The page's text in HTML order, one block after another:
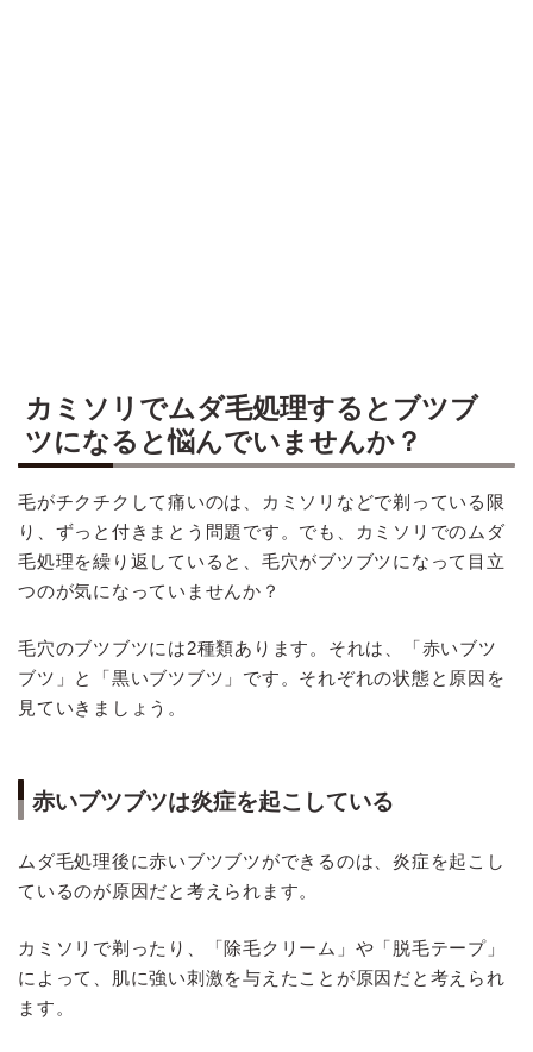
カミソリでムダ毛処理するとブツブ
ツになると悩んでいませんか？
毛がチクチクして痛いのは、カミソリなどで剃っている限
り、ずっと付きまとう問題です。でも、カミソリでのムダ
毛処理を繰り返していると、毛穴がブツブツになって目立
つのが気になっていませんか？
毛穴のブツブツには2種類あります。それは、「赤いブツ
ブツ」と「黒いブツブツ」です。それぞれの状態と原因を
見ていきましょう。
赤いブツブツは炎症を起こしている
ムダ毛処理後に赤いブツブツができるのは、炎症を起こし
ているのが原因だと考えられます。
カミソリで剃ったり、「除毛クリーム」や「脱毛テープ」
によって、肌に強い刺激を与えたことが原因だと考えられ
ます。